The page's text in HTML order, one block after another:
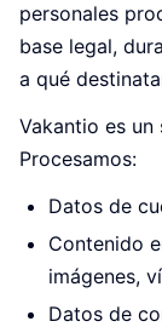
personales
base legal,
a qué
Vakantio es
Procesamos:
Datos de
Contenido
imágenes,
Datos de